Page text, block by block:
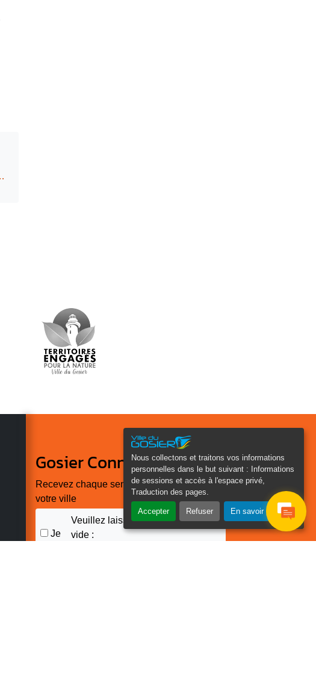
Nous collectons et traitons vos informations
personnelles dans le but suivant :
Informations
de sessions et accès à l'espace privé,
Traduction des pages
Accepter Refuser En savoir plus
Gosier Connecté
Recevez chaque semaine l'actualité de
votre ville
Je
Veuillez laisser ce champ
vide :